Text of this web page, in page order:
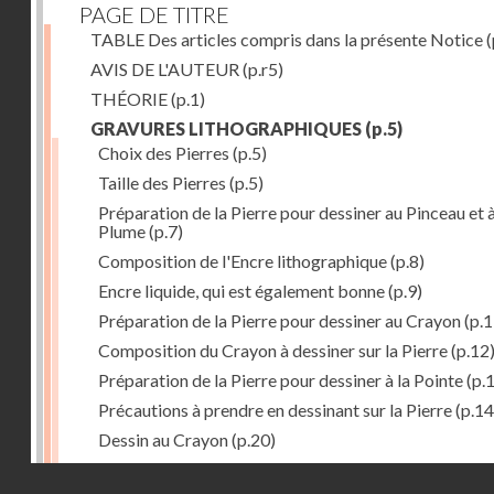
PAGE DE TITRE
TABLE Des articles compris dans la présente Notice
AVIS DE L'AUTEUR (p.r5)
THÉORIE(p.1)
GRAVURES LITHOGRAPHIQUES (p.5)
Choix des Pierres (p.5)
Taille des Pierres (p.5)
Préparation de la Pierre pour dessiner au Pinceau et
Plume(p.7)
Composition de l'Encre lithographique(p.8)
Encre liquide, qui est également bonne(p.9)
Préparation de la Pierre pour dessiner au Crayon
Composition du Crayon à dessiner sur la Pierre(p.12)
Préparation de la Pierre pour dessiner à la Pointe
Précautions à prendre en dessinant sur la Pierre
Dessin au Crayon(p.20)
Dessin à l'Encre(p.21)